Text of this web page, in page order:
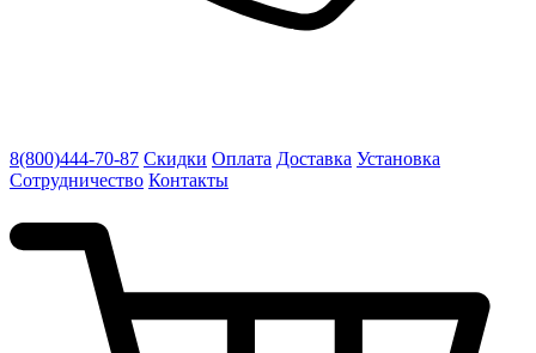
8(800)444-70-87 Скидки Оплата Доставка Установка
Сотрудничество Контакты